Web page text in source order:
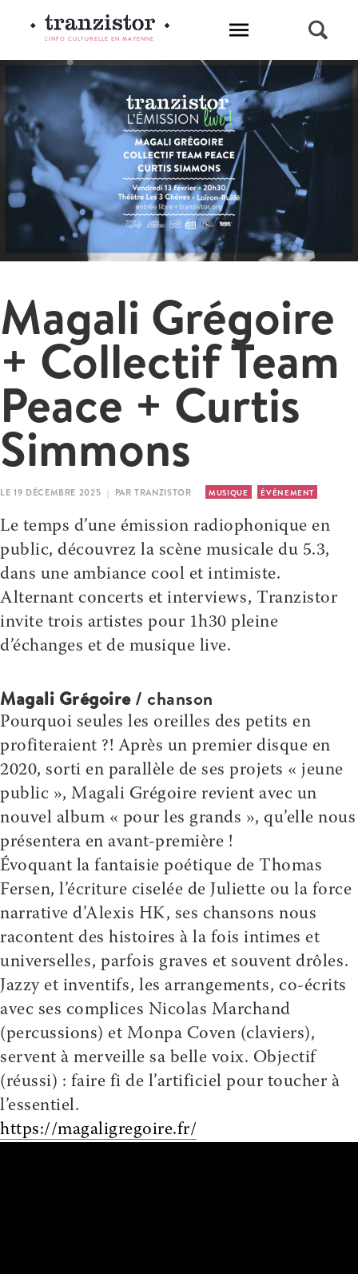
L'INFO CULTURELLE EN MAYENNE
Magali Grégoire
+ Collectif Team
Peace + Curtis
Simmons
LE 19 DÉCEMBRE 2025 | PAR TRANZISTOR MUSIQUE ÉVÉNEMENT
Le temps d’une émission radiophonique en
public, découvrez la scène musicale du 5.3,
dans une ambiance cool et intimiste.
Alternant concerts et interviews, Tranzistor
invite trois artistes pour 1h30 pleine
d’échanges et de musique live.
Magali Grégoire/ chanson
Pourquoi seules les oreilles des petits en
profiteraient ?! Après un premier disque en
2020, sorti en parallèle de ses projets « jeune
public », Magali Grégoire revient avec un
nouvel album « pour les grands », qu’elle nous
présentera en avant-première !
Évoquant la fantaisie poétique de Thomas
Fersen, l’écriture ciselée de Juliette ou la force
narrative d’Alexis HK, ses chansons nous
racontent des histoires à la fois intimes et
universelles, parfois graves et souvent drôles.
Jazzy et inventifs, les arrangements, co-écrits
avec ses complices Nicolas Marchand
(percussions) et Monpa Coven (claviers),
servent à merveille sa belle voix. Objectif
(réussi) : faire fi de l’artificiel pour toucher à
l’essentiel.
https://magaligregoire.fr/